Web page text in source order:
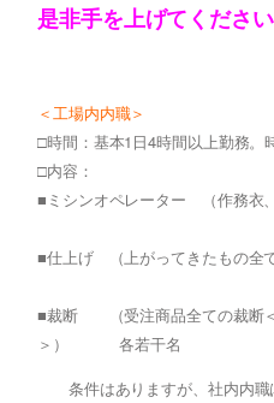
是非手を上げてください
＜工場内内職＞
□時間：基本1日4時間以上勤務。
□内容：
■ミシンオペレーター （作務衣
■仕上げ （上がってきたもの全
■裁断 （受注商品全ての裁断＜
＞） 各若干名
条件はありますが、社内内職